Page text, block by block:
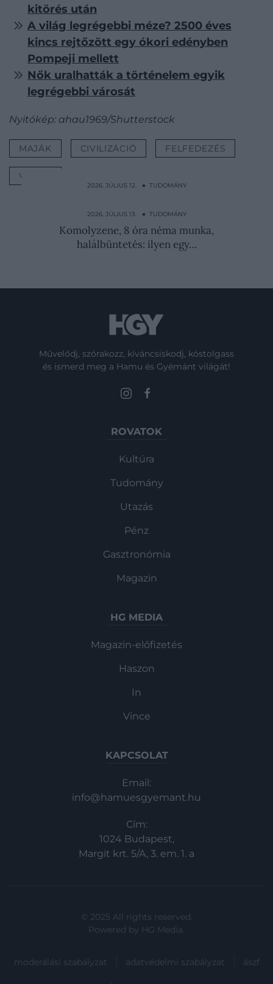
kitörés után
A világ legrégebbi méze? 2500 éves
kincs rejtőzött egy ókori edényben
Pompeji mellett
Nők uralhatták a történelem egyik
legrégebbi városát
Nyitókép: ahau1969/Shutterstock
MAJÁK CIVILIZÁCIÓ FELFEDEZÉS
VÁROS
2026. JÚLIUS 12. ● TUDOMÁNY
többet árul el rólad…
2026. JÚLIUS 13. ● TUDOMÁNY
Komolyzene, 8 óra néma munka,
halálbüntetés: ilyen egy…
Művelődj, szórakozz, kíváncsiskodj, kóstolgass
és ismerd meg a Hamu és Gyémánt világát!
ROVATOK
Kultúra
Tudomány
Utazás
Pénz
Gasztronómia
Magazin
HG MEDIA
Magazin-előfizetés
Haszon
In
Vince
KAPCSOLAT
Email:
info@hamuesgyemant.hu
Cím:
1024 Budapest,
Margit krt. 5/A, 3. em. 1. a
© 2025 All rights reserved.
Powered by HG Media.
moderálási szabályzat adatvédelmi szabályzat ászf